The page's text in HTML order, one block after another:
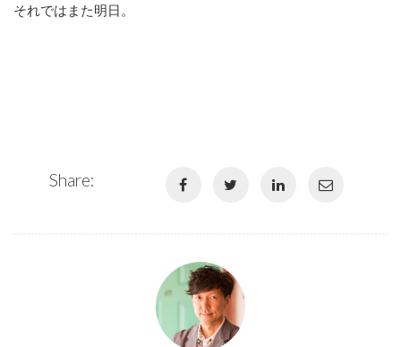
それではまた明日。
Share: